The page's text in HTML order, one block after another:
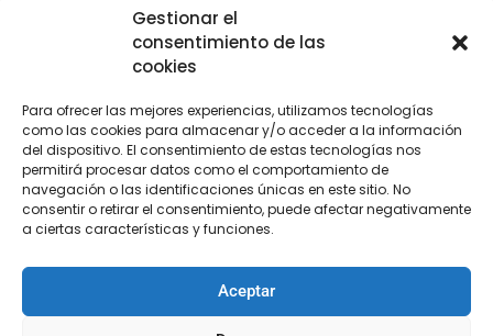
Gestionar el
consentimiento de las
cookies
Para ofrecer las mejores experiencias, utilizamos tecnologías
como las cookies para almacenar y/o acceder a la información
del dispositivo. El consentimiento de estas tecnologías nos
permitirá procesar datos como el comportamiento de
navegación o las identificaciones únicas en este sitio. No
consentir o retirar el consentimiento, puede afectar negativamente
a ciertas características y funciones.
Aceptar
[Las unidades seleccionadas son en
COMPRA
SEGURA
ENVÍO 24-48H TIENDA FÍSICA
Descripción